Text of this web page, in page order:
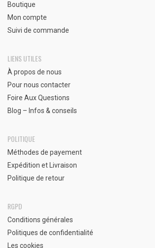
Boutique
Mon compte
Suivi de commande
LIENS UTILES
À propos de nous
Pour nous contacter
Foire Aux Questions
Blog – Infos & conseils
POLITIQUE
Méthodes de payement
Expédition et Livraison
Politique de retour
RGPD
Conditions générales
Politiques de confidentialité
Les cookies